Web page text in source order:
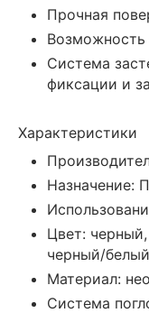
Прочная
Возможность
Система
фиксации и
Характеристики
Назначение:
Цвет:
черный/белый
Материал:
Система